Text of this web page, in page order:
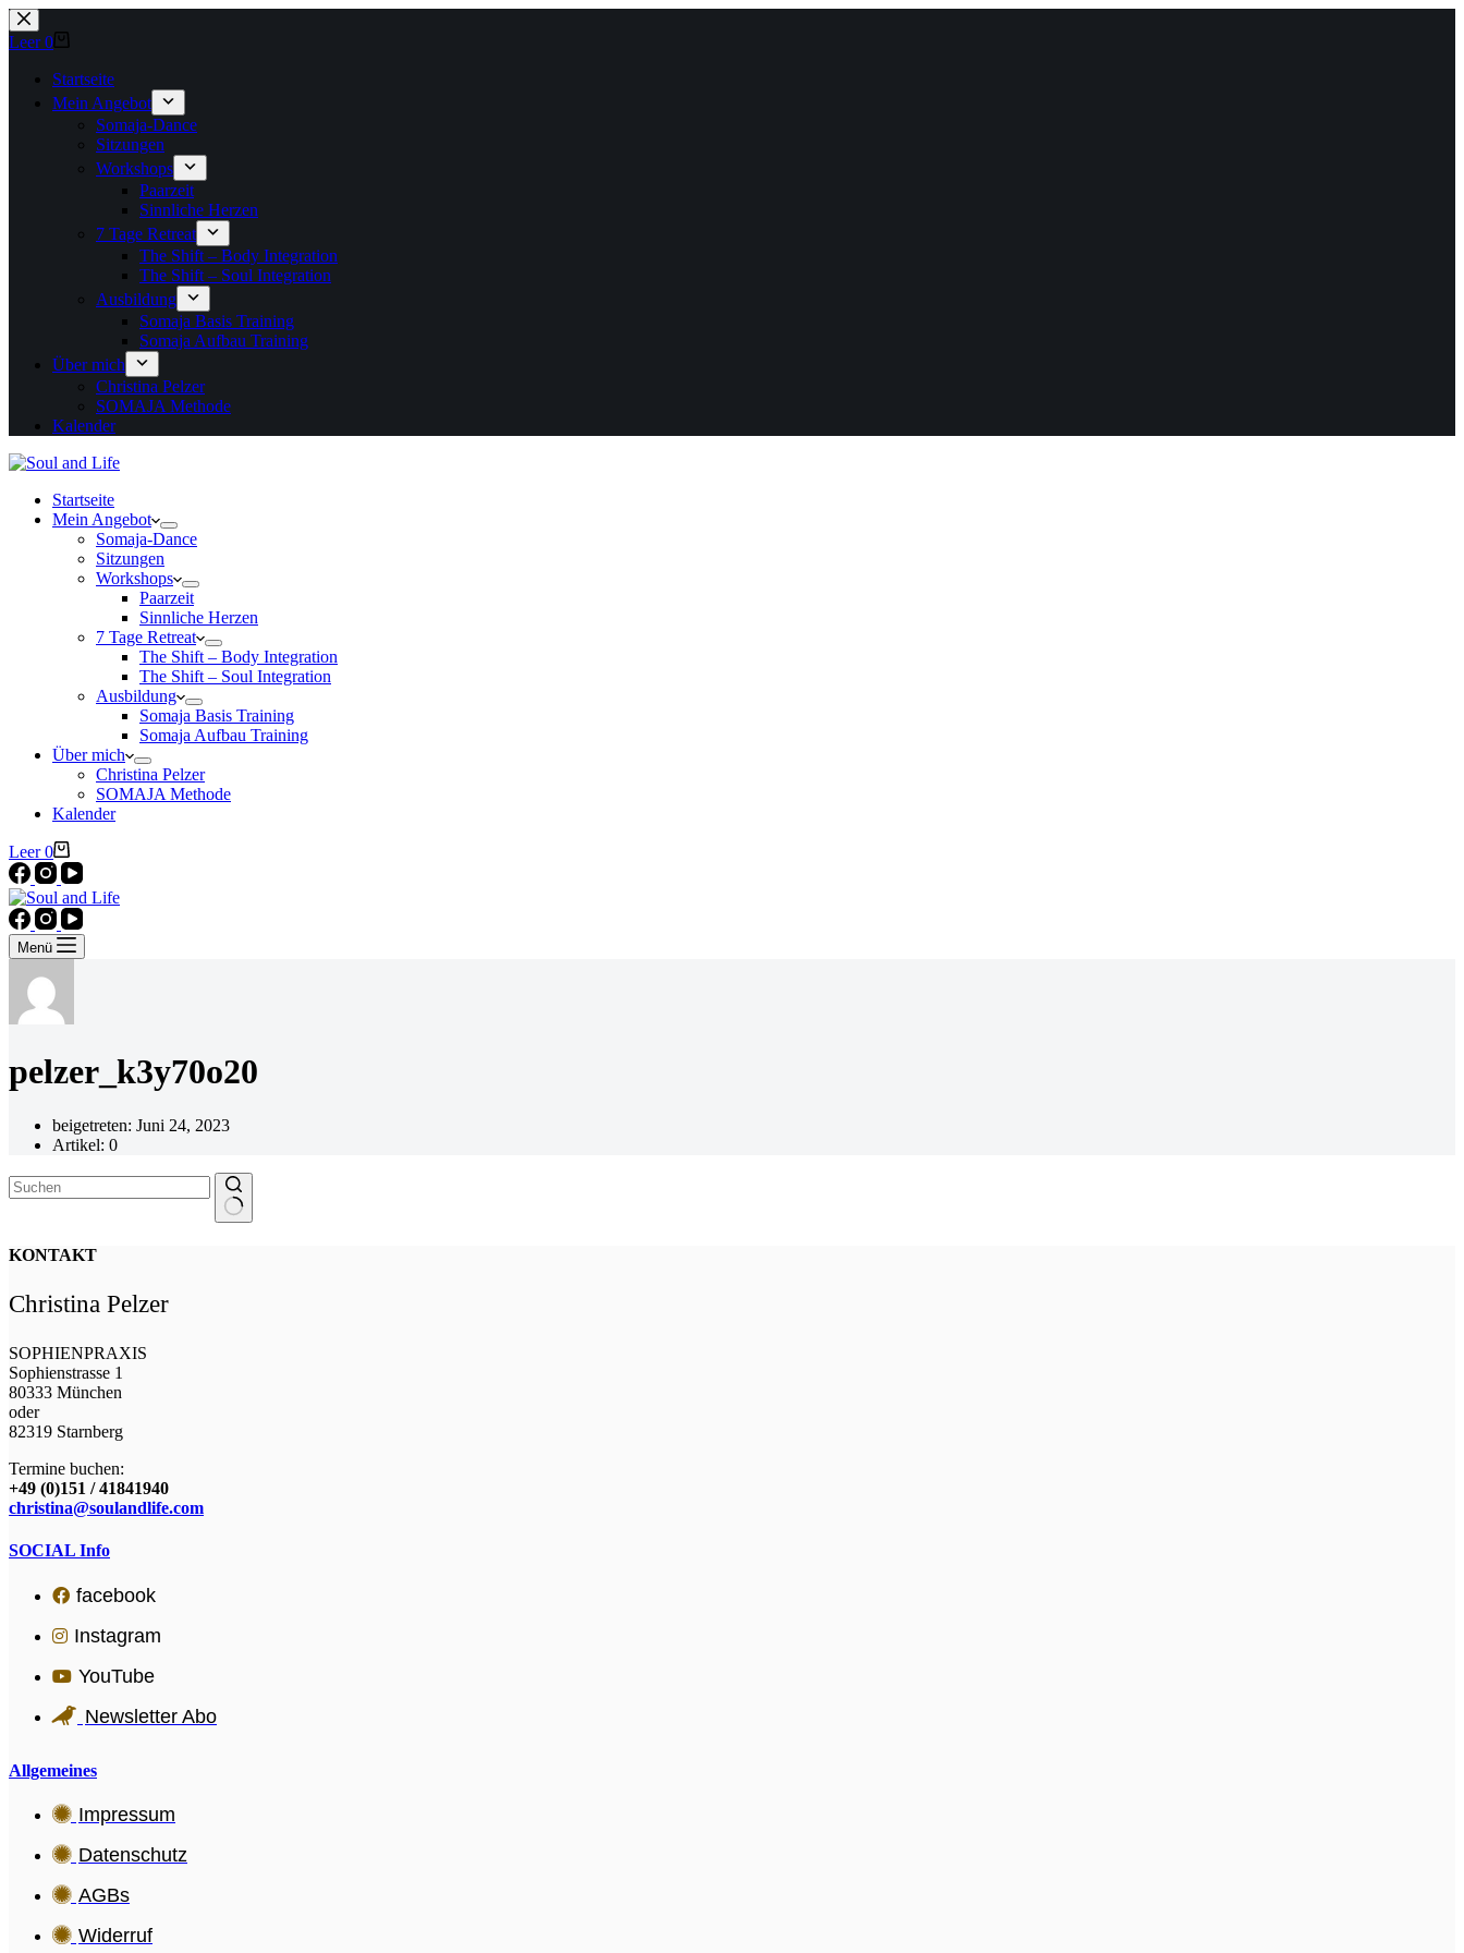
Zum
Inhalt
springen
Warenkorb
Leer 0
Startseite
Mein Angebot
Somaja-Dance
Sitzungen
Workshops
Paarzeit
Sinnliche Herzen
7 Tage Retreat
The Shift – Body Integration
The Shift – Soul Integration
Ausbildung
Somaja Basis Training
Somaja Aufbau Training
Über mich
Christina Pelzer
SOMAJA Methode
Kalender
Startseite
Mein Angebot
Somaja-Dance
Sitzungen
Workshops
Paarzeit
Sinnliche Herzen
7 Tage Retreat
The Shift – Body Integration
The Shift – Soul Integration
Ausbildung
Somaja Basis Training
Somaja Aufbau Training
Über mich
Christina Pelzer
SOMAJA Methode
Kalender
Warenkorb
Leer 0
Menü
pelzer_k3y70o20
beigetreten: Juni 24, 2023
Artikel: 0
Ergebnisse
KONTAKT
Christina Pelzer
SOPHIENPRAXIS
Sophienstrasse 1
80333 München
oder
82319 Starnberg
Termine buchen:
+49 (0)151 / 41841940
christina@soulandlife.com
SOCIAL Info
facebook
Instagram
YouTube
Newsletter Abo
Allgemeines
Impressum
Datenschutz
AGBs
Widerruf